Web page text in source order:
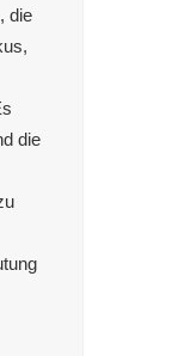
die
die